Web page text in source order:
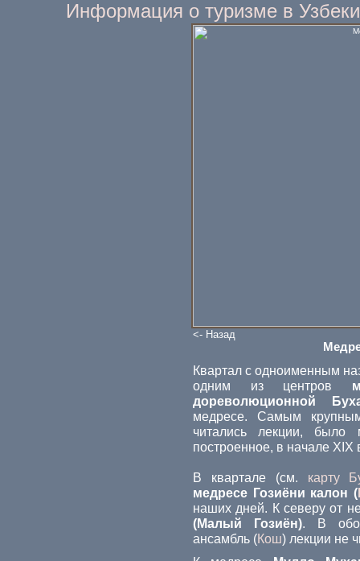
Информация о туризме в
<- Назад
Квартал с одноименным
одним из центров
дореволюционной
медресе. Самым
читались лекции,
построенное, в начале XIX
В квартале (см. карту
медресе Гозиёни калон (
наших дней. К северу от
(Малый Гозиён). В
ансамбль (Кош) лекции не